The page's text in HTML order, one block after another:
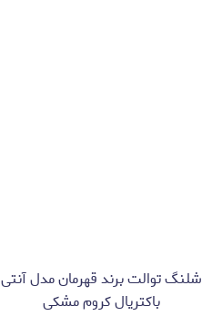
شلنگ توالت برند قهرمان مدل آنتی
باکتریال کروم مشکی